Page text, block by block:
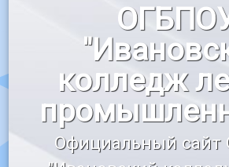
«Профессионалы»
«Профессионалитет»
Образовательный кредит
колледж
Официальный